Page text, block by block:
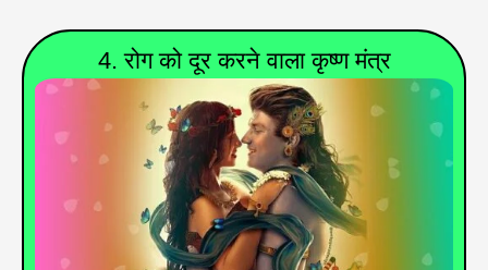
4. रोग को दूर करने वाला कृष्ण मंत्र